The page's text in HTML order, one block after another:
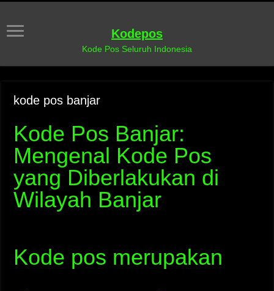
Kodepos
Kode Pos Seluruh Indonesia
kode pos banjar
Kode Pos Banjar:
Mengenal Kode Pos
yang Diberlakukan di
Wilayah Banjar
Kode pos merupakan